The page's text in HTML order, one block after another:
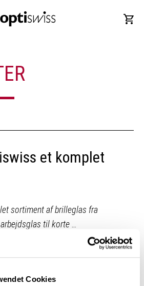
Cookies
et komplet
sortiment af brilleglas fra
til korte …